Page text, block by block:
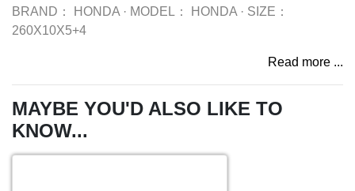
BRAND：
HONDA · MODEL： HONDA · SIZE：
260X10X5+4
Read more ...
MAYBE YOU'D ALSO LIKE TO
KNOW...